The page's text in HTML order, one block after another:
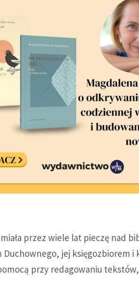
przez wiele lat pieczę nad
Duchownego, jej księgozbiorem
przy redagowaniu